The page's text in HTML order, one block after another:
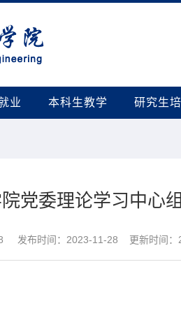
业 本科生教学 研究生
党委理论学习中心组
发布时间：2023-11-28 更新时间：